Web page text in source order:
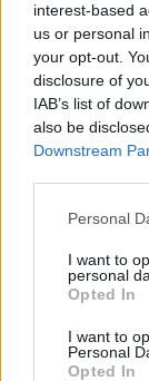
interest-based
us or personal
your opt-out.
disclosure of
IAB’s list of
also be
Downstream
Personal
I want to
personal
Opted In
I want to
Personal
Opted In
Comentar
Comenta o
Ramirez o